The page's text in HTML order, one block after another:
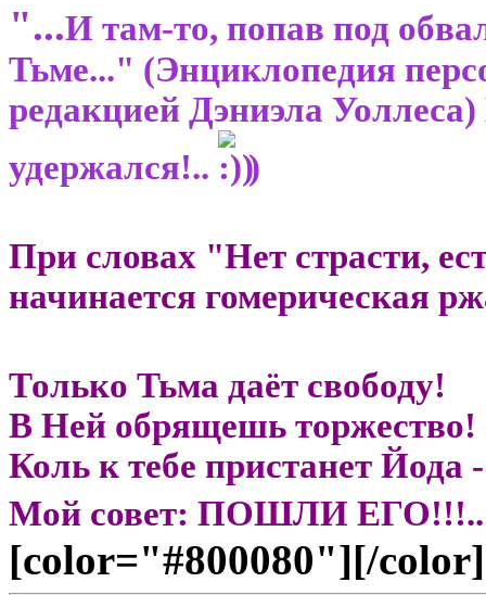
"...И там-то, попав под
Тьме..." (Энциклопедия
редакцией Дэниэла
удержался!..
)
При словах "Нет страсти,
начинается гомерическая
Только Тьма даёт свободу!
В Ней обрящешь торжество!
Коль к тебе пристанет Йода -
Мой совет: ПОШЛИ ЕГО!!!..
[color="#800080"][/color]